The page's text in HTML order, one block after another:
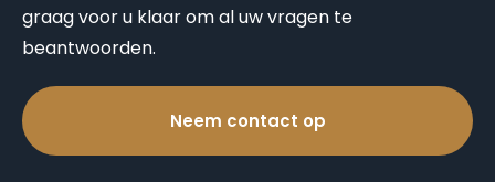
graag voor u klaar om al uw vragen te
beantwoorden.
Neem contact op